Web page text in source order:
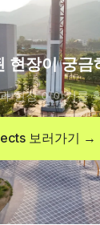
현장이 궁금
현장 이야기를
보러가기 →